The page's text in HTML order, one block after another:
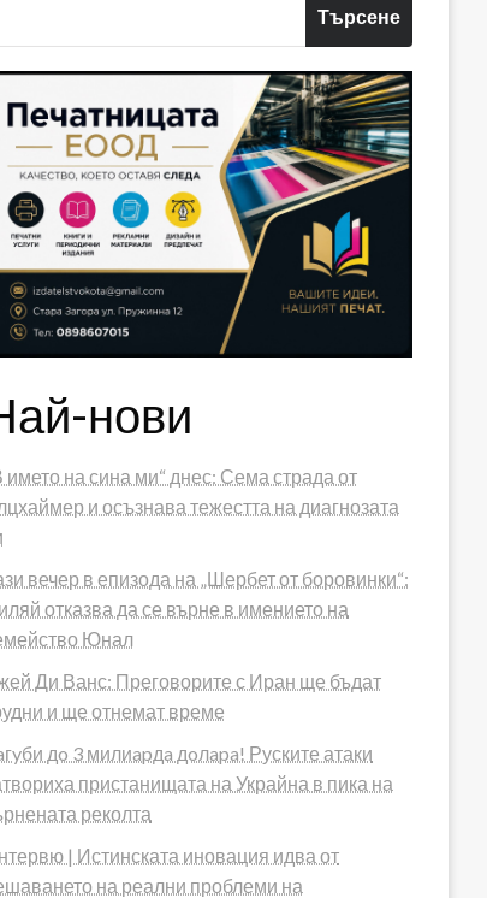
Търсене
нови
името на сина ми“ днес: Сема страда от
и осъзнава тежестта на диагнозата
вечер в епизода на „Шербет от боровинки“:
отказва да се върне в имението на
Юнал
Ди Ванс: Преговорите с Иран ще бъдат
и ще отнемат време
дo 3 милиapдa дoлapa! Руските атаки
пристанищата на Украйна в пика на
реколта
| Истинската иновация идва от
на реални проблеми на